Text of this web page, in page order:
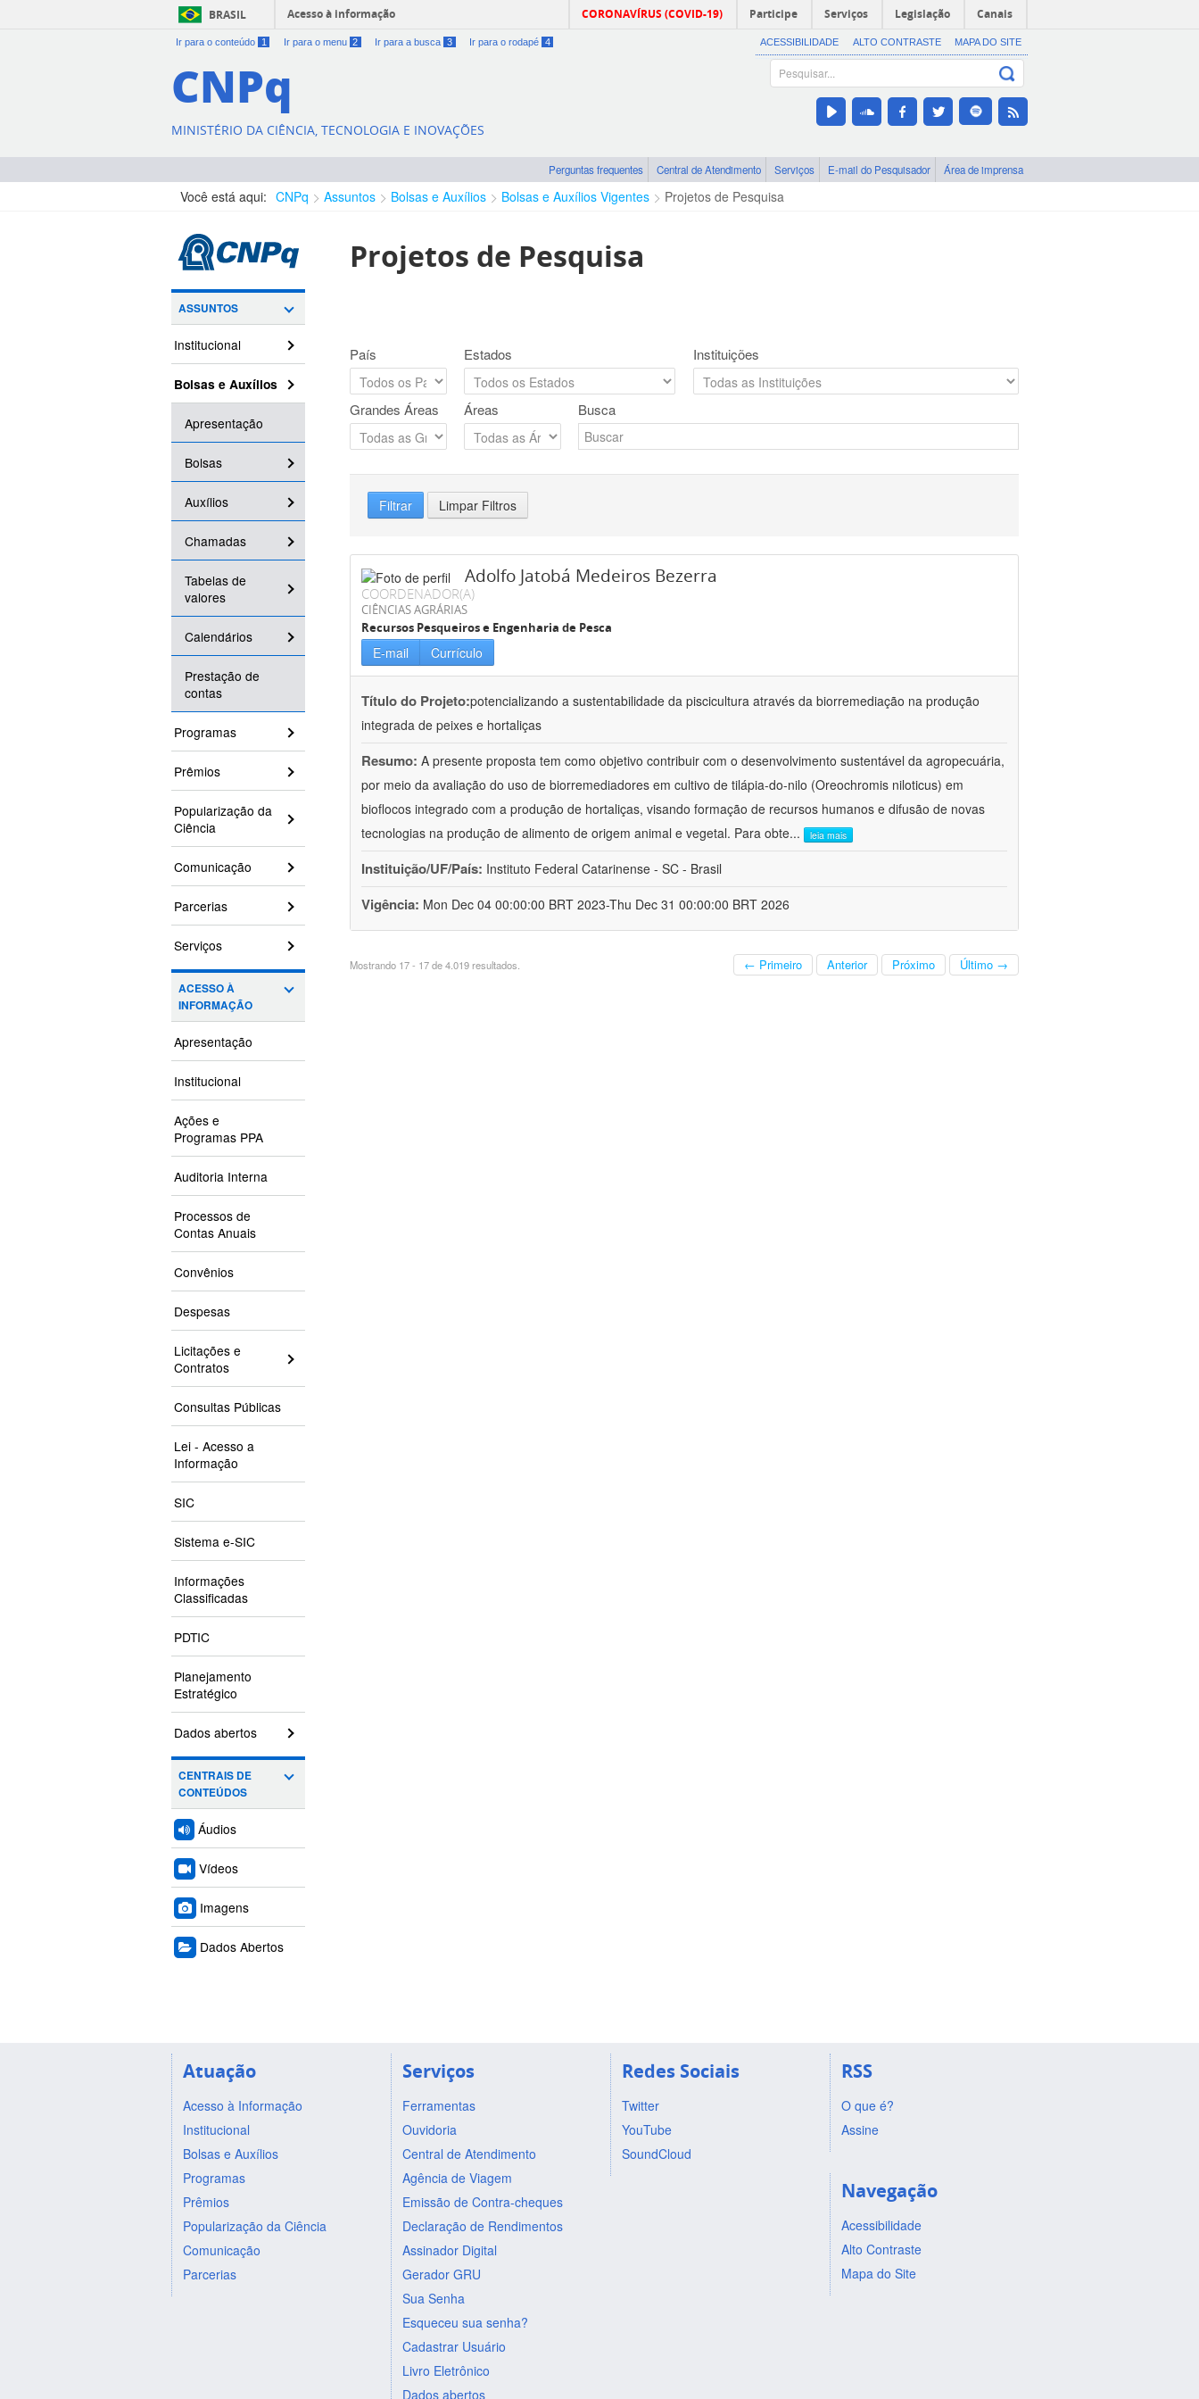
BRASIL Acesso à informação CORONAVÍRUS (COVID-19) Participe Serviços Legislação Canais
Ir para o conteúdo 1 Ir para o menu 2 Ir para a busca 3 Ir para o rodapé 4 ACESSIBILIDADE ALTO CONTRASTE MAPA DO SITE
CNPq
MINISTÉRIO DA CIÊNCIA, TECNOLOGIA E INOVAÇÕES
Perguntas frequentes Central de Atendimento Serviços E-mail do Pesquisador Área de imprensa
Você está aqui: CNPq Assuntos Bolsas e Auxílios Bolsas e Auxílios Vigentes Projetos de Pesquisa
ASSUNTOS
Institucional
Bolsas e Auxílios
Apresentação
Bolsas
Auxílios
Chamadas
Tabelas de
valores
Calendários
Prestação de
contas
Programas
Prêmios
Popularização da
Ciência
Comunicação
Parcerias
Serviços
ACESSO À
INFORMAÇÃO
Apresentação
Institucional
Ações e
Programas PPA
Auditoria Interna
Processos de
Contas Anuais
Convênios
Despesas
Licitações e
Contratos
Consultas Públicas
Lei - Acesso a
Informação
SIC
Sistema e-SIC
Informações
Classificadas
PDTIC
Planejamento
Estratégico
Dados abertos
CENTRAIS DE
CONTEÚDOS
Áudios
Vídeos
Imagens
Dados Abertos
Projetos de Pesquisa
País Estados Instituições
Grandes Áreas Áreas Busca
Filtrar Limpar Filtros
Adolfo Jatobá Medeiros Bezerra
COORDENADOR(A)
CIÊNCIAS AGRÁRIAS
Recursos Pesqueiros e Engenharia de Pesca
E-mail Currículo
Título do Projeto:potencializando a sustentabilidade da piscicultura através da biorremediação na produção
integrada de peixes e hortaliças
Resumo: A presente proposta tem como objetivo contribuir com o desenvolvimento sustentável da agropecuária,
por meio da avaliação do uso de biorremediadores em cultivo de tilápia-do-nilo (Oreochromis niloticus) em
bioflocos integrado com a produção de hortaliças, visando formação de recursos humanos e difusão de novas
tecnologias na produção de alimento de origem animal e vegetal. Para obte... leia mais
Instituição/UF/País: Instituto Federal Catarinense - SC - Brasil
Vigência: Mon Dec 04 00:00:00 BRT 2023-Thu Dec 31 00:00:00 BRT 2026
Mostrando 17 - 17 de 4.019 resultados. ← Primeiro Anterior Próximo Último →
Atuação
Acesso à Informação
Institucional
Bolsas e Auxílios
Programas
Prêmios
Popularização da Ciência
Comunicação
Parcerias
Serviços
Ferramentas
Ouvidoria
Central de Atendimento
Agência de Viagem
Emissão de Contra-cheques
Declaração de Rendimentos
Assinador Digital
Gerador GRU
Sua Senha
Esqueceu sua senha?
Cadastrar Usuário
Livro Eletrônico
Dados abertos
Redes Sociais
Twitter
YouTube
SoundCloud
RSS
O que é?
Assine
Navegação
Acessibilidade
Alto Contraste
Mapa do Site